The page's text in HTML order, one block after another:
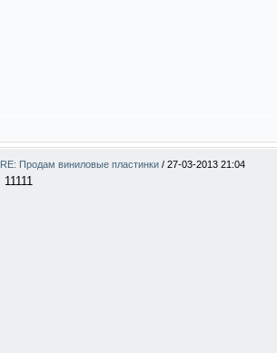
RE: Продам виниловые пластинки / 27-03-2013 21:04
11111